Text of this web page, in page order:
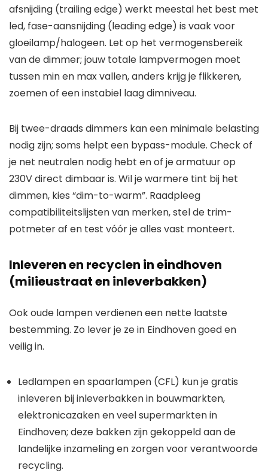
afsnijding (trailing edge) werkt meestal het best met
led, fase-aansnijding (leading edge) is vaak voor
gloeilamp/halogeen. Let op het vermogensbereik
van de dimmer; jouw totale lampvermogen moet
tussen min en max vallen, anders krijg je flikkeren,
zoemen of een instabiel laag dimniveau.
Bij twee-draads dimmers kan een minimale belasting
nodig zijn; soms helpt een bypass-module. Check of
je net neutralen nodig hebt en of je armatuur op
230V direct dimbaar is. Wil je warmere tint bij het
dimmen, kies “dim-to-warm”. Raadpleeg
compatibiliteitslijsten van merken, stel de trim-
potmeter af en test vóór je alles vast monteert.
Inleveren en recyclen in eindhoven
(milieustraat en inleverbakken)
Ook oude lampen verdienen een nette laatste
bestemming. Zo lever je ze in Eindhoven goed en
veilig in.
Ledlampen en spaarlampen (CFL) kun je gratis
inleveren bij inleverbakken in bouwmarkten,
elektronicazaken en veel supermarkten in
Eindhoven; deze bakken zijn gekoppeld aan de
landelijke inzameling en zorgen voor verantwoorde
recycling.